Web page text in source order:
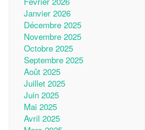
Janvier 2026
Décembre 2025
Novembre 2025
Octobre 2025
Septembre 2025
Août 2025
Juillet 2025
Juin 2025
Mai 2025
Avril 2025